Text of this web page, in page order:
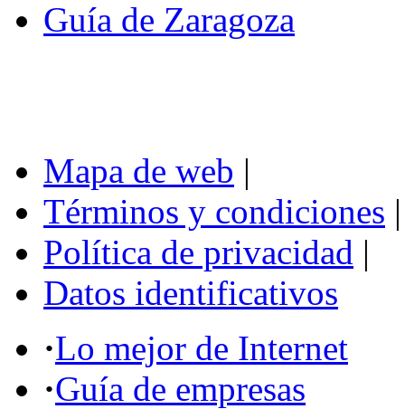
Guía de Zaragoza
Mapa de web |
Términos y condiciones |
Política de privacidad |
Datos identificativos
·Lo mejor de Internet
·Guía de empresas